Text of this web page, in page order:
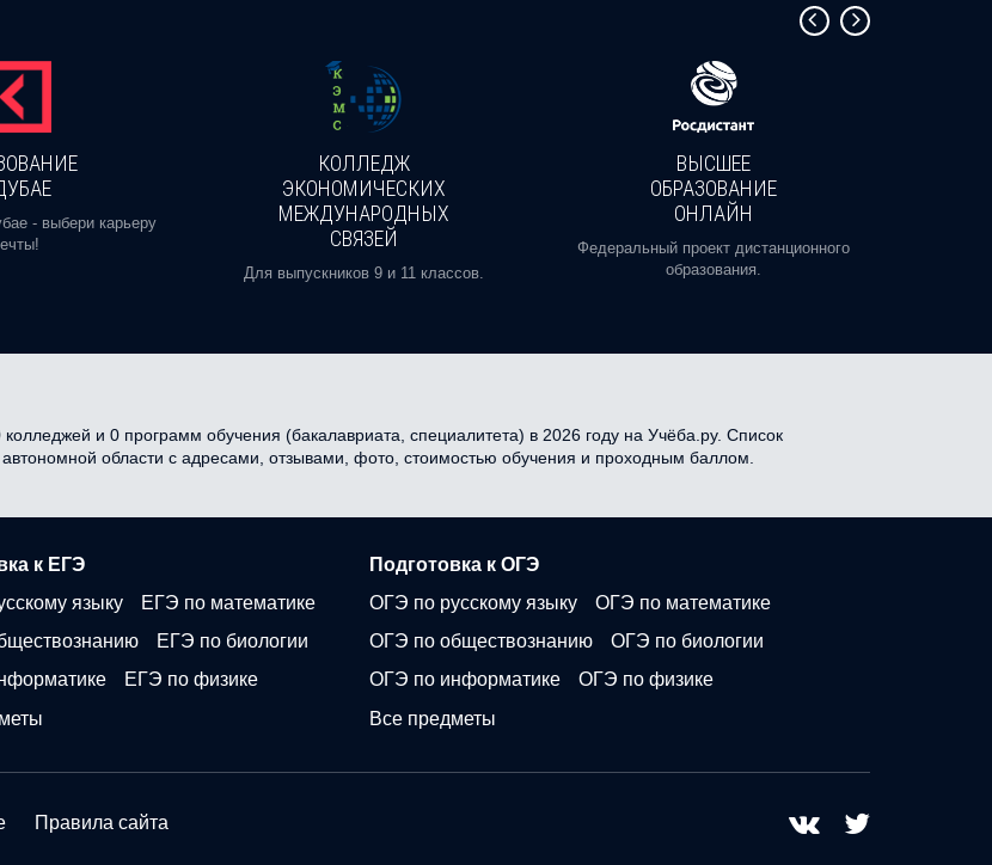
- выбери карьеру
КОЛЛЕДЖ
ЭКОНОМИЧЕСКИХ
МЕЖДУНАРОДНЫХ
СВЯЗЕЙ
Для выпускников 9 и 11 классов.
ВЫСШЕЕ
ОБРАЗОВАНИЕ
ОНЛАЙН
Федеральный проект дистанционного
образования.
и 0 программ обучения (бакалавриата, специалитета) в 2026 году на Учёба.ру. Список
автономной области с адресами, отзывами, фото, стоимостью обучения и проходным баллом.
к ЕГЭ
языку
ЕГЭ по математике
ЕГЭ по биологии
ЕГЭ по физике
Подготовка к ОГЭ
ОГЭ по русскому языку
ОГЭ по математике
ОГЭ по обществознанию
ОГЭ по биологии
ОГЭ по информатике
ОГЭ по физике
Все предметы
Правила сайта